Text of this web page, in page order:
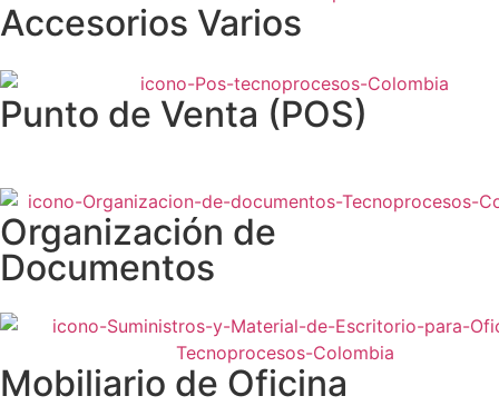
Accesorios Varios
Punto de Venta (POS)
Organización de
Documentos
Mobiliario de Oficina